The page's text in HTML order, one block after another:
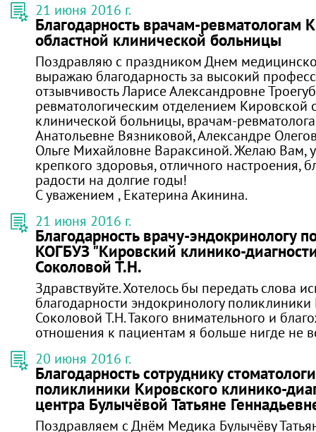
21 июня 2016 г.
Благодарность врачам-ревматологам
областной клинической больницы
Поздравляю с праздником Днем
выражаю благодарность за высокий
отзывчивость Ларисе Александровне
ревматологическим отделением Кировской
клинической больницы, врачам-
Анатольевне Вязниковой, Александре
Ольге Михайловне Вараксиной. Желаю Вам,
крепкого здоровья, отличного настроения,
радости на долгие годы!
С уважением , Екатерина Акинина.
21 июня 2016 г.
Благодарность врачу-эндокринологу
КОГБУЗ "Кировский клинико-
Соколовой Т.Н.
Здравствуйте. Хотелось бы передать слова
благодарности эндокринологу
Соколовой Т.Н. Такого внимательного и
отношения к пациентам я больше нигде не
20 июня 2016 г.
Благодарность сотруднику
поликлиники Кировского клинико-
центра Булычёвой Татьяне
Поздравляем с Днём Медика Булычёву